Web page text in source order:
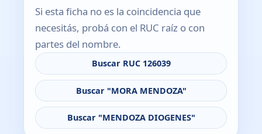
Si esta ficha no es la coincidencia que
necesitás, probá con el RUC raíz o con
partes del nombre.
Buscar RUC 126039
Buscar "MORA MENDOZA"
Buscar "MENDOZA DIOGENES"